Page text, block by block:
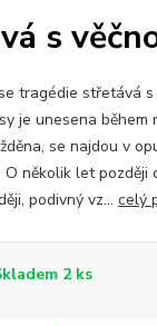
s
tragédie střetává s
je unesena během
se najdou v
několik let později
podivný vz... celý
2 ks